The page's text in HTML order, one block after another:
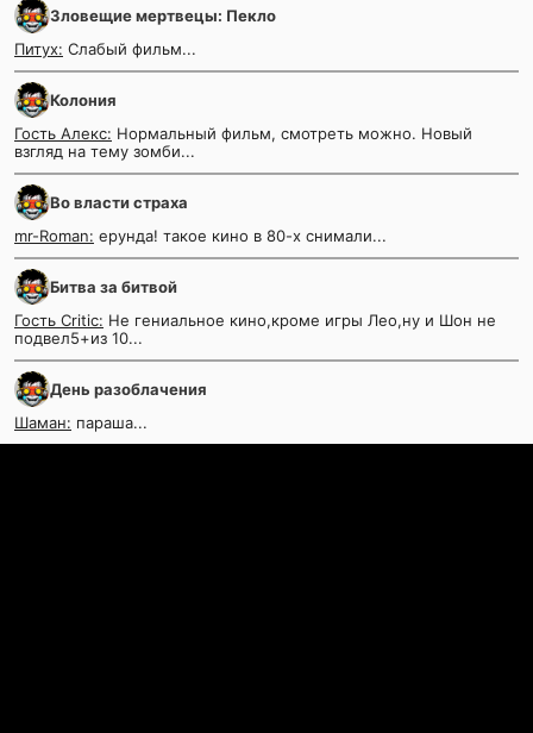
Зловещие мертвецы: Пекло
Питух: Слабый фильм...
Колония
Гость Алекс: Нормальный фильм, смотреть можно. Новый
взгляд на тему зомби...
Во власти страха
mr-Roman: ерунда! такое кино в 80-х снимали...
Битва за битвой
Гость Critic: Не гениальное кино,кроме игры Лео,ну и Шон не
подвел5+из 10...
День разоблачения
Шаман: параша...